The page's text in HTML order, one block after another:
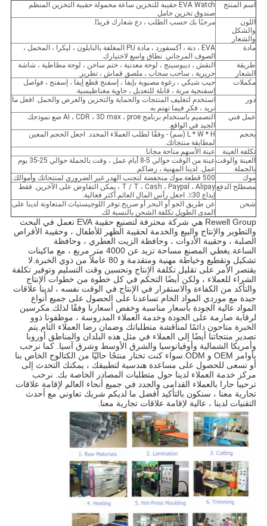
اسم المنتج
EVA Watch حقيبة للتخزين ساعة محمولة حقيبة التخزين المنظم
صندوق تخزين حامل
اللون
والشكل
والشعار
مرحبًا بك حسب الطلب ، دع شعارك فريدًا.
مادة
EVA ، دنة ، أكسفورد ، مادة PU المغلفة بالنايلون ، ليكرا ، المخمل ،
الصوف المرجاني. نطاق واسع لاختيارك.
طريقة
الشعار
النقش ، ديبوسينج ، لوحة معدنية ، ختم ساخن ، لوحة مطاطية ، شاشة
حريرية ، ساحب سحاب ، ملصق قماش ، تطريز.
مكملات
جيب شبكي ، رغوة مصبوبة بإيفا ، إسفنج قطع إيفا ، إسفنج ، فواصل
إسفنجية مرنة ، قابلة للتعديل ، حاوية مغناطيسية.
دور
استخدم لتغليف المنتجات والحماية والتخزين والعرض والحمل. افعل ما
تريد ، فكر فيما تهتم به.
عمل فني
التصميم باستخدام برنامج AI ، CDR ، 3D max ، proe ضع نموذجك
الجيد في الواقع.
بحجم
L * W * H (سم) - وفقًا لطلب العملاء المحدد. اجعل الحجم المعين
لمطابقة منتجاتك.
تكلفة العينة
عينة الأسهم متاحة مجانا.
العينة والوقت
بالجملة
عينة من الوقت حوالي 5-8 أيام عمل ، وقت بالجملة حوالي 25-35 يوم
عمل. لدينا المهنية ، رضاكم.
موك
500 قطعة.موك منخفضة لتجنب الهدر غير الضروري لمنتجاتك وأموالك.
مصطلح الدفع
T / T ، Cash ، Paypal ، Alipay ، يمكن التفاوض على الآخرين. فقط
إيداع 30٪. اجعل رأس المال العائم أكثر فعالية.
شحن
عن طريق الجو أو البحر أو صريح.توفر اللوجيستيات المتعاونة لدينا على
المدى الطويل تكلفة الشحن بالنسبة لك.
تشكيل وتقطيع وخياطة مهنية ومتقدمة و 80 عاملاً من ذوي الخبرة.لا
جيدة مع موردي المواد الخام تساعدنا على الحصول على جميع أنواع
التقنيات لدينا ، عالية لإقامة علاقات تجارية معنا.